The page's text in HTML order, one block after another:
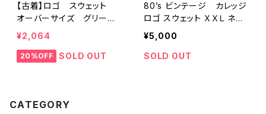
【古着】ロゴ スウェット
オーバーサイズ グリー
ン L キャラ
¥2,064
20%OFF SOLD OUT
80’s ビンテージ カレッジ
ロゴ スウェット ＸＸＬ ネイ
ビー
¥5,000
SOLD OUT
CATEGORY